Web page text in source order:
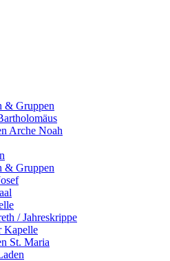
& Gruppen
Arche Noah
& Gruppen
/ Jahreskrippe
Kapelle
St. Maria